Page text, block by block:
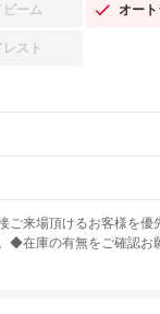
ーム オート
：装備
スト
手席/サイド
ABS
ご来場頂けるお客様を
◆在庫の有無をご確認